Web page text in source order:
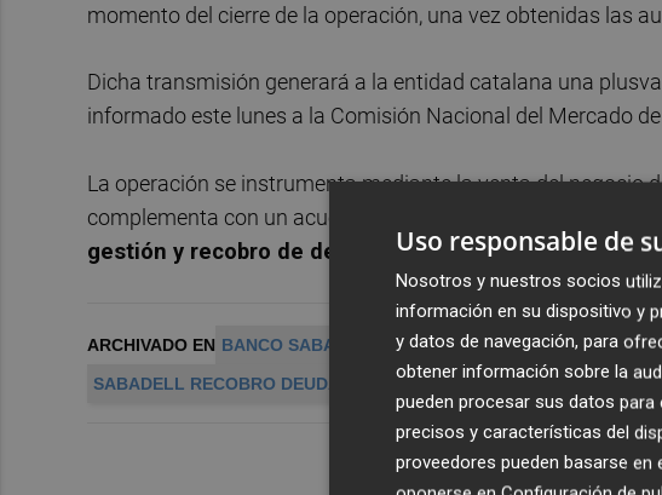
momento del cierre de la operación, una vez obtenidas las
Dicha transmisión generará a la entidad catalana una
informado este lunes a la Comisión Nacional del Mercado
La operación se instrumenta mediante la venta del negocio
complementa con un acuerdo para la
gestión y recobro de deudas impagadas por un
ARCHIVADO EN BANCO SABADELL SABADELL LINDORFF
SABADELL RECOBRO DEUDAS
SABA
Uso responsable de
Nosotros y nuestros socios
información en su dispositivo y
y datos de navegación, para
obtener información sobre la
pueden procesar sus datos
precisos y características del
proveedores pueden basarse